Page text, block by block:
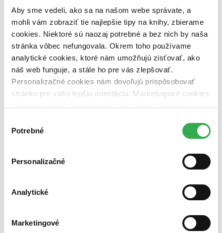
Aby sme vedeli, ako sa na našom webe správate, a
mohli vám zobraziť tie najlepšie tipy na knihy, zbierame
cookies. Niektoré sú naozaj potrebné a bez nich by naša
stránka vôbec nefungovala. Okrem toho používame
analytické cookies, ktoré nám umožňujú zisťovať, ako
náš web funguje, a stále ho pre vás zlepšovať.
Personalizačné cookies nám dovoľujú prispôsobovať
stránku pre vašu lepšiu orientáciu. Marketingové cookies
nám pomohlo, keby sme mohli používať všetky tieto
súhlasu
Potrebné
Personalizačné
Analytické
Marketingové
dostupná (bez vypredaných) (0 titulov)dostupná (bez
vypredaných)
Nové / čítané
nová
čítaná (0 titulov)čítaná
čítaná - výborný stav (0 titulov)čítaná - výborný stav
čítaná - mierne opotrebovaná (0 titulov)čítaná - mierne
opotrebovaná
vypredaných kníh
Zúžiť výber
Bestsellery
Najdrahšie